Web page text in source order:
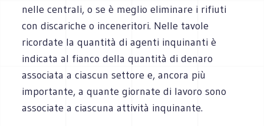
nelle centrali, o se è meglio eliminare i rifiuti
con discariche o inceneritori. Nelle tavole
ricordate la quantità di agenti inquinanti è
indicata al fianco della quantità di denaro
associata a ciascun settore e, ancora più
importante, a quante giornate di lavoro sono
associate a ciascuna attività inquinante.